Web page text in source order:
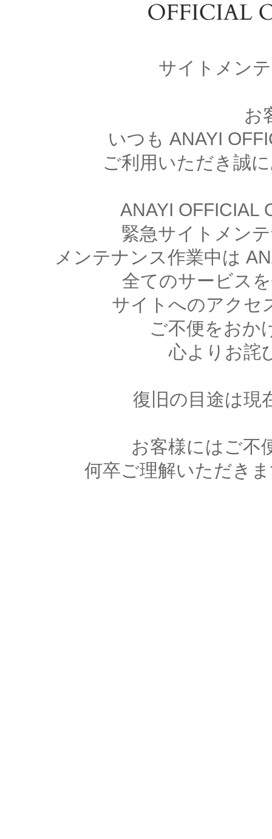
サイトメン
お
いつも ANAYI
ご利用いただき誠
ANAYI OFFICIAL
緊急サイトメン
メンテナンス作業中は
全てのサービス
サイトへのアクセ
ご不便をおか
心よりお詫
復旧の目途は現
お客様にはご不
何卒ご理解いただき